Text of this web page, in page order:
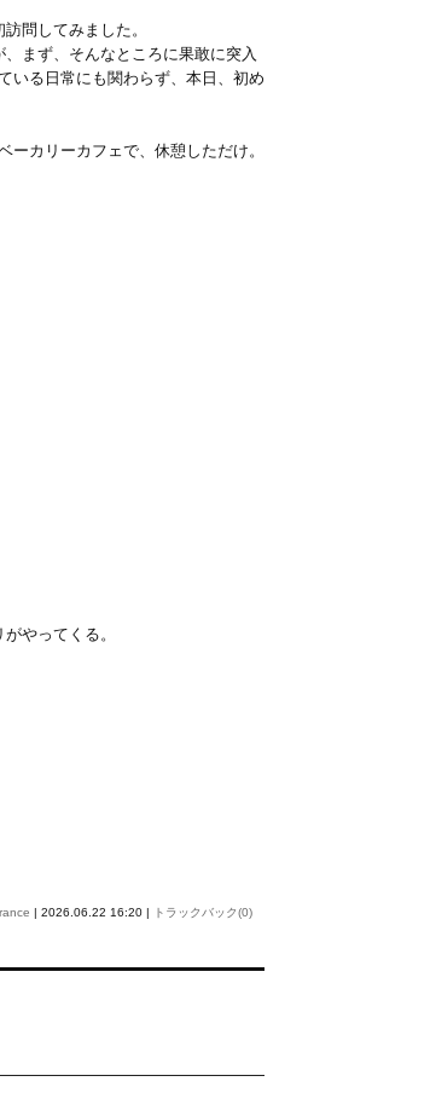
問してみました。
まず、そんなところに果敢に突入
いる日常にも関わらず、本日、初め
ーカリーカフェで、休憩しただけ。
やってくる。
| 2026.06.22 16:20 | トラックバック(0)